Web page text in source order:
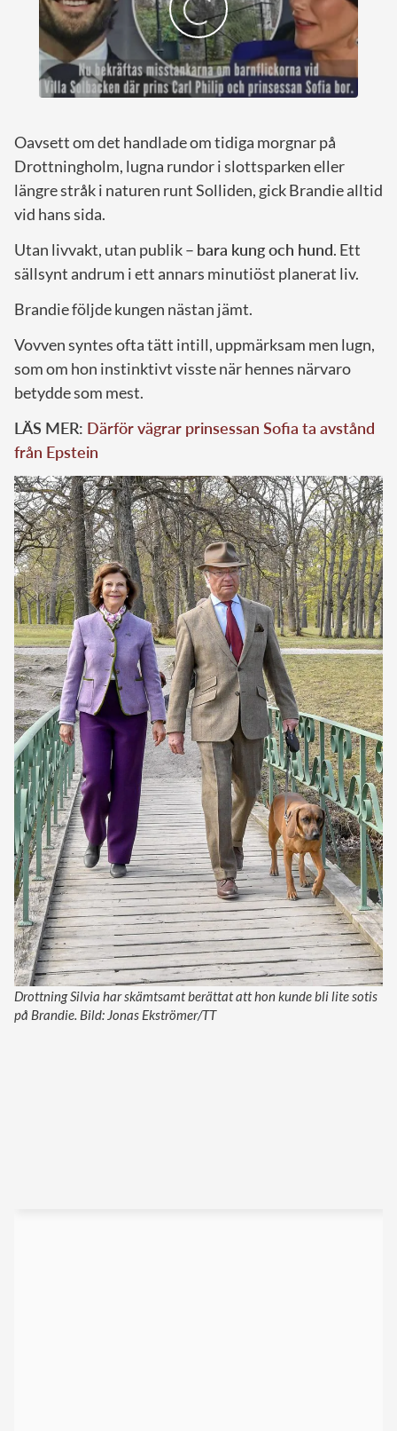
Oavsett om det handlade om tidiga morgnar på
Drottningholm, lugna rundor i slottsparken eller
längre stråk i naturen runt Solliden, gick Brandie alltid
vid hans sida.
Utan livvakt, utan publik – bara kung och hund. Ett
sällsynt andrum i ett annars minutiöst planerat liv.
Brandie följde kungen nästan jämt.
Vovven syntes ofta tätt intill, uppmärksam men lugn,
som om hon instinktivt visste när hennes närvaro
betydde som mest.
LÄS MER: Därför vägrar prinsessan Sofia ta avstånd
från Epstein
Drottning Silvia har skämtsamt berättat att hon kunde bli lite sotis
på Brandie. Bild: Jonas Ekströmer/TT